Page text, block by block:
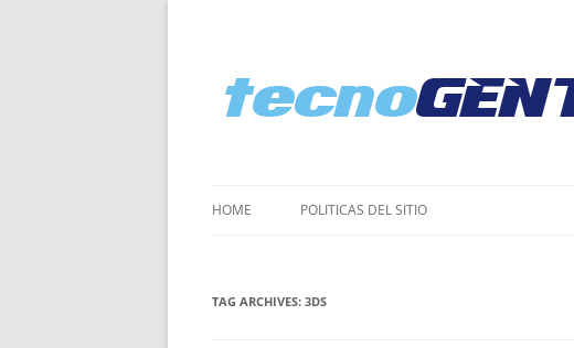
HOME POLI­TICAS DEL SITIO
TAG ARCHIVES: 3DS